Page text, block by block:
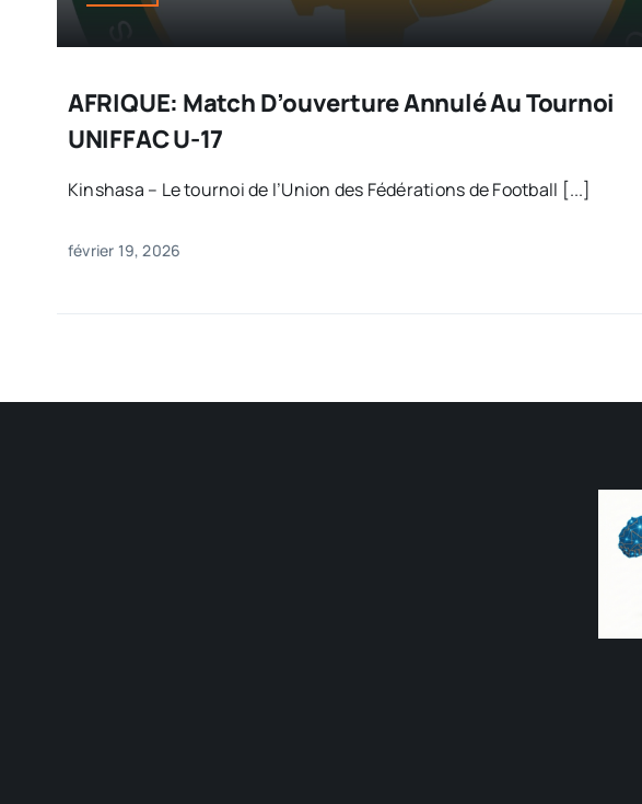
AFRIQUE: Match D’ouverture Annulé Au Tournoi
UNIFFAC U-17
Kinshasa – Le tournoi de l’Union des Fédérations de Football [...]
février 19, 2026